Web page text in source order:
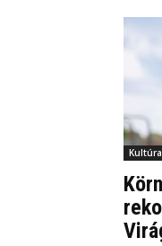
Kultúra